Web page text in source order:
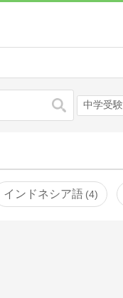
検索 中学受験
インドネシア語 4